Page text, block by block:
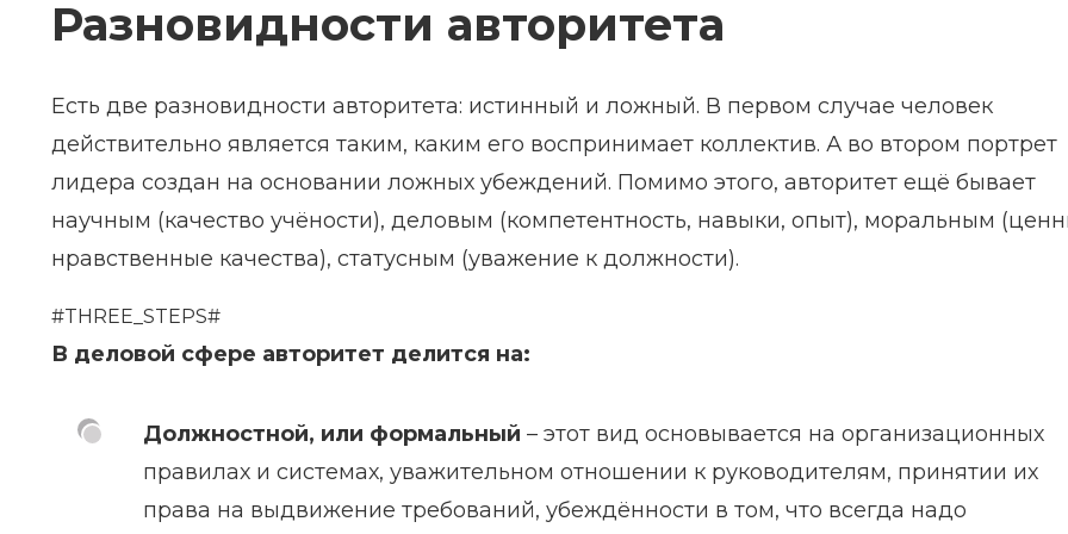
Разновидности авторитета
Есть две разновидности авторитета: истинный и ложный. В первом случае человек
действительно является таким, каким его воспринимает коллектив. А во втором портрет
лидера создан на основании ложных убеждений. Помимо этого, авторитет ещё бывает
научным (качество учёности), деловым (компетентность, навыки, опыт), моральным
нравственные качества), статусным (уважение к должности).
#THREE_STEPS#
В деловой сфере авторитет делится на:
Должностной, или формальный – этот вид основывается на организационных
правилах и системах, уважительном отношении к руководителям, принятии их
права на выдвижение требований, убеждённости в том, что всегда надо